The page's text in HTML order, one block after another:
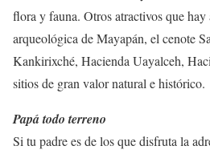
flora y fauna. Otros atractivos que hay
arqueológica de Mayapán, el cenote
Kankirixché, Hacienda Uayalceh,
sitios de gran valor natural e histórico.
Papá todo terreno
Si tu padre es de los que disfruta la